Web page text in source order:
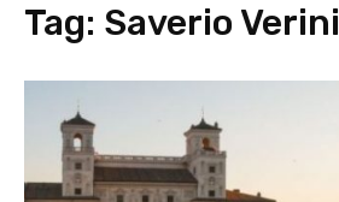
Tag: Saverio Verini